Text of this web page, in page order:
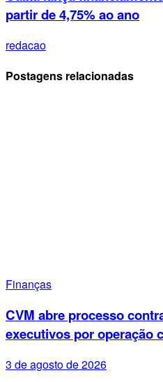
partir de 4,75% ao ano
redacao
Postagens relacionadas
Finanças
CVM abre processo
executivos por operação
3 de agosto de 2026